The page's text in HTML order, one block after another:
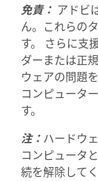
免責： アドビ
ん。これらの
す。 さらに支
ダーまたは正
ウェアの問題
コンピュータ
す。
注： ハードウ
コンピュータ
続を解除してく